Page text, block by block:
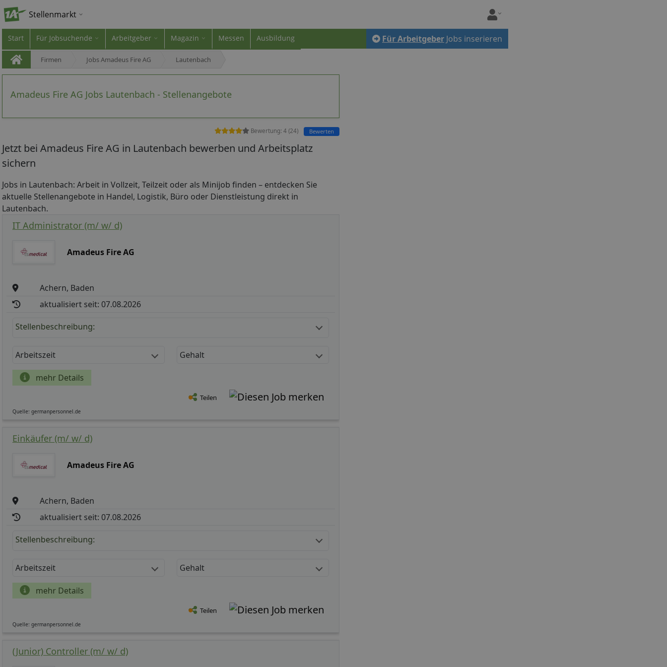
Stellenmarkt
Start Für Jobsuchende Arbeitgeber Magazin Messen Ausbildung Für Arbeitgeber Jobs inserieren
Firmen Jobs Amadeus Fire AG Lautenbach
Amadeus Fire AG Jobs Lautenbach - Stellenangebote
Bewertung: 4 (24) Bewerten
Jetzt bei Amadeus Fire AG in Lautenbach bewerben und Arbeitsplatz
sichern
Jobs in Lautenbach: Arbeit in Vollzeit, Teilzeit oder als Minijob finden – entdecken Sie
aktuelle Stellenangebote in Handel, Logistik, Büro oder Dienstleistung direkt in
Lautenbach.
IT Administrator (m/ w/ d)
Amadeus Fire AG
Achern, Baden
aktualisiert seit: 07.08.2026
Stellenbeschreibung:
Arbeitszeit Gehalt
mehr Details
Teilen
Quelle: germanpersonnel.de
Einkäufer (m/ w/ d)
Amadeus Fire AG
Achern, Baden
aktualisiert seit: 07.08.2026
Stellenbeschreibung:
Arbeitszeit Gehalt
mehr Details
Teilen
Quelle: germanpersonnel.de
(Junior) Controller (m/ w/ d)